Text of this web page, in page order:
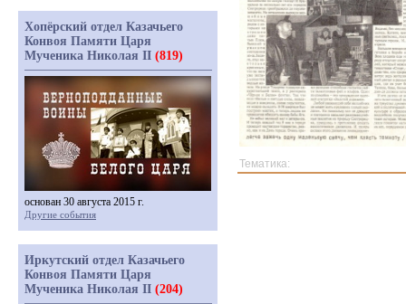
Тематика:
Хопёрский отдел Казачьего
Конвоя Памяти Царя
Мученика Николая II (819)
основан 30 августа 2015 г.
Другие события
Иркутский отдел Казачьего
Конвоя Памяти Царя
Мученика Николая II (204)